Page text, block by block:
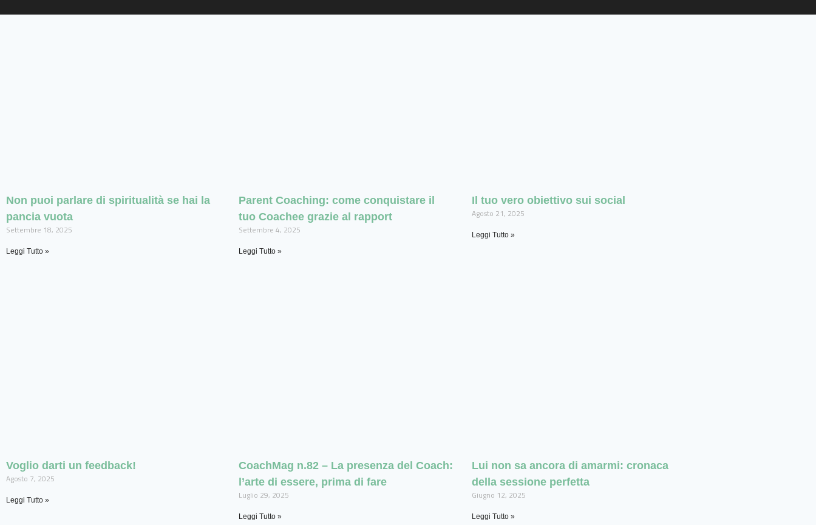
Non puoi parlare di spiritualità se hai la
pancia vuota
Settembre 18, 2025
Leggi Tutto »
Parent Coaching: come conquistare il
tuo Coachee grazie al rapport
Settembre 4, 2025
Leggi Tutto »
Il tuo vero obiettivo sui social
Agosto 21, 2025
Leggi Tutto »
Voglio darti un feedback!
Agosto 7, 2025
Leggi Tutto »
CoachMag n.82 – La presenza del Coach:
l’arte di essere, prima di fare
Luglio 29, 2025
Leggi Tutto »
Lui non sa ancora di amarmi: cronaca
della sessione perfetta
Giugno 12, 2025
Leggi Tutto »